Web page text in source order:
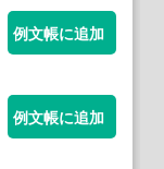
例文帳に追加
例文帳に追加